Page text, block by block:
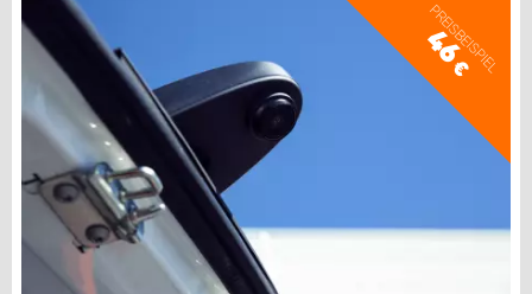
PREISBEISPIEL
46
€